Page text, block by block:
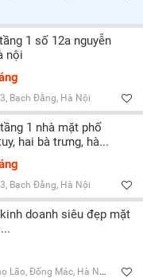
1 số 12a nguyễn
nội
Bạch Đằng, Hà Nội
1 nhà mặt phố
hai bà trưng, hà...
Bạch Đằng, Hà Nội
doanh siêu đẹp mặt
Lão, Đống Mác, Hà Nội